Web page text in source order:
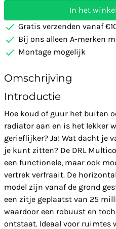
In het
Gratis verzenden vanaf
Bij ons alleen A-merken
Montage mogelijk
Omschrijving
Introductie
Hoe koud of guur het buiten
radiator aan en is het lekker
gerieflijker? Ja! Wat dacht je
je kunt zitten? De DRL
een functionele, maar ook
vertrek verfraait. De
model zijn vanaf de grond
een zitje geplaatst van 25
waardoor een robuust en
ontstaat. Ideaal voor ruimtes